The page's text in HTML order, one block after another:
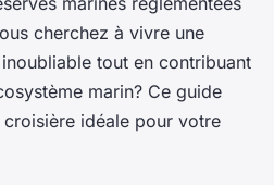
cherchez à vivre une
tout en contribuant
marin? Ce guide
idéale pour votre